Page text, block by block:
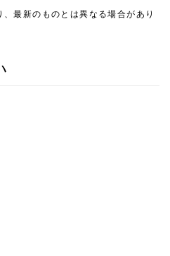
最新のものとは異なる場合があり